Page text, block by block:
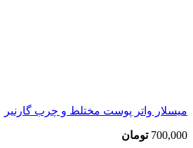
میسلار واتر پوست مختلط و چرب گارنیر
700,000 تومان